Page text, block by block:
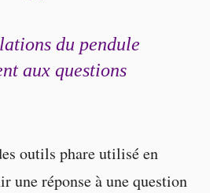
du pendule
aux questions
outils phare utilisé en
une réponse à une question